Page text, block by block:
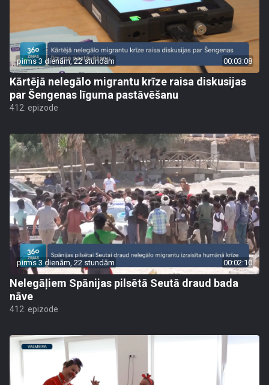
pirms 3 dienām, 22 stundām 00:03:08
Kārtējā nelegālo migrantu krīze raisa diskusijas
par Šengenas līguma pastāvēšanu
412. epizode
pirms 3 dienām, 22 stundām 00:02:10
Nelegāļiem Spānijas pilsētā Seutā draud bada
nāve
412. epizode